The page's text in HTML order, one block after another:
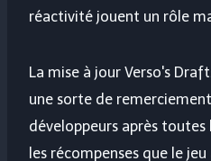
réactivité jouent un rôle
La mise à jour Verso's
une sorte de
développeurs après
les récompenses que le